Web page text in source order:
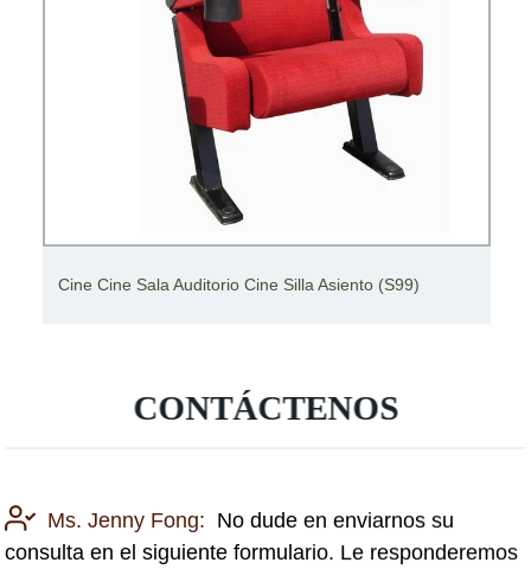
Sala Auditorio Cine Silla Asiento (S99)
CONTÁCTENOS
Ms. Jenny Fong: No dude en enviarnos su
consulta en el siguiente formulario. Le responderemos